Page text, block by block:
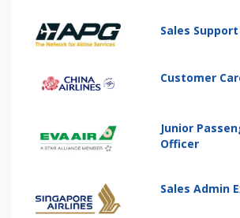
Sales
Customer
Junior
Officer
Sales Admin